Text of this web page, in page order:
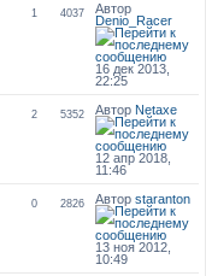
1 4037
Автор
Denio_Racer
16 дек 2013,
22:25
2 5352 Автор Netaxe
12 апр 2018,
11:46
0 2826 Авторstaranton
13 ноя 2012,
10:49